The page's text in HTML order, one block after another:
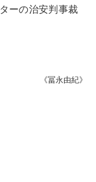
ーの治安判事裁
《冨永由紀》